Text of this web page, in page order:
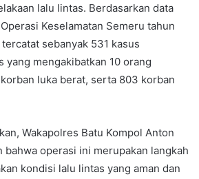
lalu lintas. Berdasarkan data
Keselamatan Semeru tahun
sebanyak 531 kasus
yang mengakibatkan 10 orang
luka berat, serta 803 korban
Wakapolres Batu Kompol Anton
bahwa operasi ini merupakan langkah
kondisi lalu lintas yang aman dan